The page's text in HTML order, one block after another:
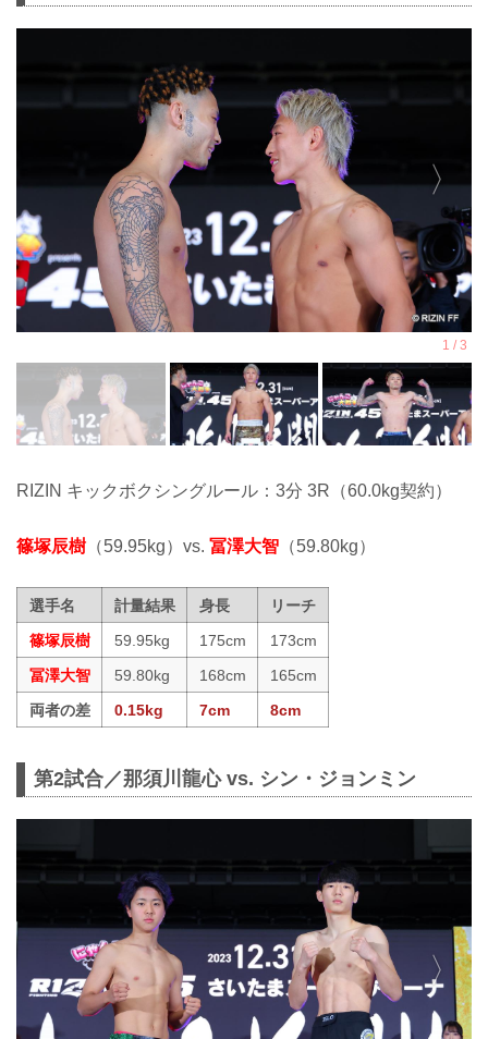
RIZIN キックボクシングルール：3分 3R（60.0kg契約）
篠塚辰樹 （59.95kg）vs. 冨澤大智 （59.80kg）
選手名 計量結果 身長
リーチ
篠塚辰樹
59.95kg 175cm
173cm
冨澤大智
59.80kg 168cm
165cm
両者の差
0.15kg 7cm 8cm
第2試合／那須川龍心 vs. シン・ジョンミン